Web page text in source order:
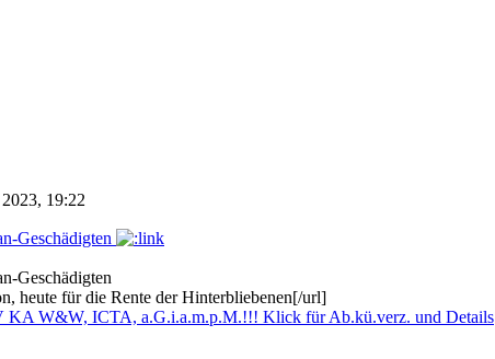
19:22
Geschädigten
Geschädigten
heute für die Rente der Hinterbliebenen[/url]
KA W&W, ICTA, a.G.i.a.m.p.M.!!! Klick für Ab.kü.verz. und Details